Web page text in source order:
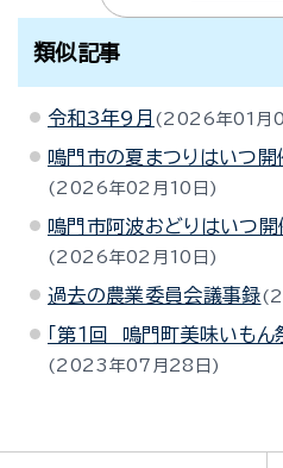
類似記事
令和3年9月 2026年01月
鳴門市の夏まつりはいつ開
2026年02月10日
鳴門市阿波おどりはいつ開
2026年02月10日
過去の農業委員会議事録
「第１回 鳴門町美味いも
2023年07月28日